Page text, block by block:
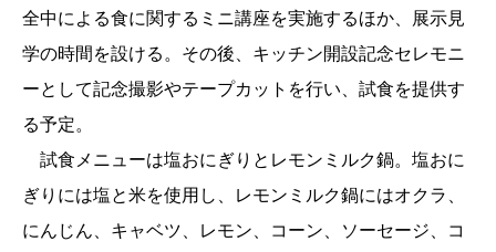
全中による食に関するミニ講座を実施するほか、展示見
学の時間を設ける。その後、キッチン開設記念セレモニ
ーとして記念撮影やテープカットを行い、試食を提供す
る予定。
試食メニューは塩おにぎりとレモンミルク鍋。塩おに
ぎりには塩と米を使用し、レモンミルク鍋にはオクラ、
にんじん、キャベツ、レモン、コーン、ソーセージ、コ